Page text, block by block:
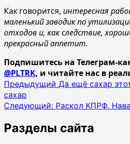
Как говорится, интересная
маленький заводик по
отходов и, как следствие,
прекрасный аппетит.
Подпишитесь на Телеграм-
@PLTRK, и читайте нас в
Навигация
записи
Предыдущий Да ещё сахар
сахар
Следующий: Раскол КПРФ,
Разделы сайта